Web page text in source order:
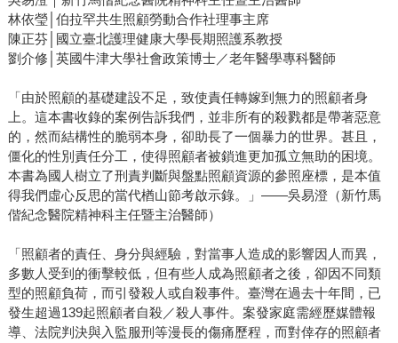
林依瑩│伯拉罕共生照顧勞動合作社理事主席
陳正芬│國立臺北護理健康大學長期照護系教授
劉介修│英國牛津大學社會政策博士／老年醫學專科醫師
「由於照顧的基礎建設不足，致使責任轉嫁到無力的照顧者身
上。這本書收錄的案例告訴我們，並非所有的殺戮都是帶著惡意
的，然而結構性的脆弱本身，卻助長了一個暴力的世界。甚且，
僵化的性別責任分工，使得照顧者被鎖進更加孤立無助的困境。
本書為國人樹立了刑責判斷與盤點照顧資源的參照座標，是本值
得我們虛心反思的當代楢山節考啟示錄。」——吳易澄（新竹馬
偕紀念醫院精神科主任暨主治醫師）
「照顧者的責任、身分與經驗，對當事人造成的影響因人而異，
多數人受到的衝擊較低，但有些人成為照顧者之後，卻因不同類
型的照顧負荷，而引發殺人或自殺事件。臺灣在過去十年間，已
發生超過139起照顧者自殺／殺人事件。案發家庭需經歷媒體報
導、法院判決與入監服刑等漫長的傷痛歷程，而對倖存的照顧者